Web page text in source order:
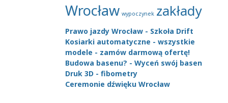
Wrocław wypoczynek zakłady
Prawo jazdy Wrocław - Szkoła Drift
Kosiarki automatyczne - wszystkie
modele - zamów darmową ofertę!
Budowa basenu? - Wyceń swój basen
Druk 3D - fibometry
Ceremonie dźwięku Wrocław